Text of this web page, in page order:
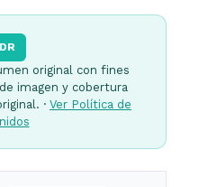
original con fines
imagen y cobertura
· Ver Política de